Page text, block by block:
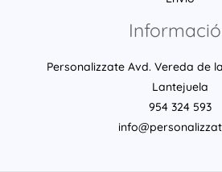
Personalizzate Avd. Vereda de
Lantejuela
954 324 593